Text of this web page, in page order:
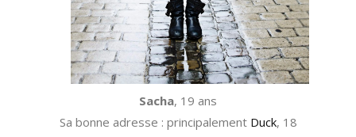
Sacha, 19 ans
Sa bonne adresse : principalement Duck, 18